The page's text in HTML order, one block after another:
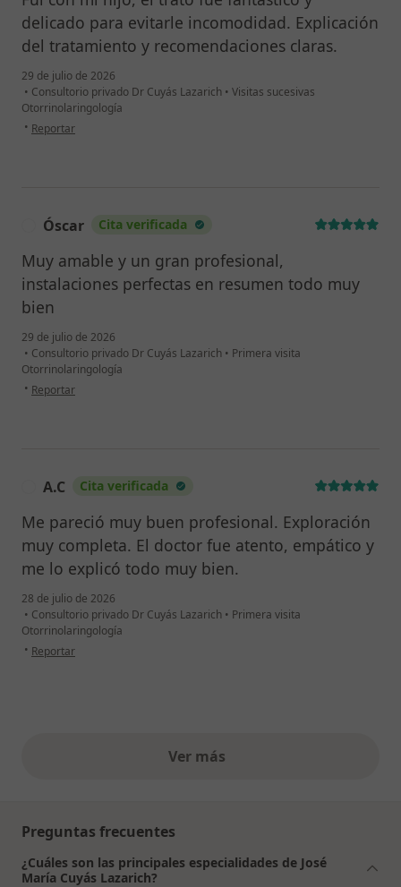
delicado para evitarle incomodidad. Explicación
del tratamiento y recomendaciones claras.
29 de julio de 2026
• Consultorio privado Dr Cuyás Lazarich • Visitas sucesivas
Otorrinolaringología
• en opinión del usuario Mercedes
Reportar
Óscar Cita verificada
Muy amable y un gran profesional,
instalaciones perfectas en resumen todo muy
bien
29 de julio de 2026
• Consultorio privado Dr Cuyás Lazarich • Primera visita
Otorrinolaringología
• en opinión del usuario Óscar
Reportar
A.C Cita verificada
Me pareció muy buen profesional. Exploración
muy completa. El doctor fue atento, empático y
me lo explicó todo muy bien.
28 de julio de 2026
• Consultorio privado Dr Cuyás Lazarich • Primera visita
Otorrinolaringología
• en opinión del usuario A.C
Reportar
Ver másopiniones anteriores
Preguntas frecuentes
¿Cuáles son las principales especialidades de José
María Cuyás Lazarich?